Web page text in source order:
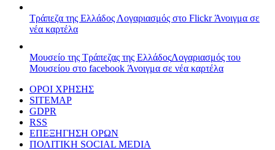
Τράπεζα της Ελλάδος Λογαριασμός στο FlickrΆνοιγμα σε
νέα καρτέλα
Μουσείο της Τράπεζας της ΕλλάδοςΛογαριασμός του
Μουσείου στο facebook Άνοιγμα σε νέα καρτέλα
ΟΡΟΙ ΧΡΗΣΗΣ
SITEMAP
GDPR
RSS
ΕΠΕΞΗΓΗΣΗ ΟΡΩΝ
ΠΟΛΙΤΙΚΗ SOCIAL MEDIA